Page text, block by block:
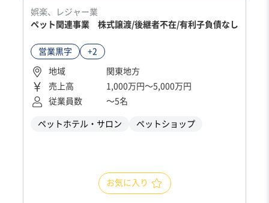
娯楽、レジャー業
ペット関連事業 株式譲渡/後継者不在/有利子負債なし
営業黒字 +2
地域
関東地方
売上高
1,000万円〜5,000万円
従業員数
〜5名
ペットホテル・サロン ペットショップ
お気に入り